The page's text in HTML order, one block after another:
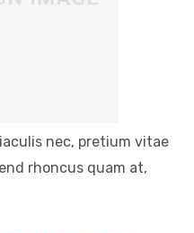
nec, pretium vitae
rhoncus quam at,